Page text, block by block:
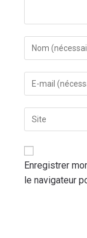
Enregistrer
le navigateur